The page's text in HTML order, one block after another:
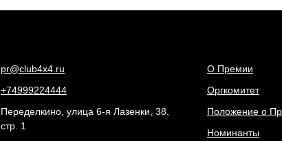
pr@club4x4.ru
+74999224444
Переделкино, улица 6-я Лазенки, 38,
стр. 1
О Премии
Оргкомитет
Положение о
Номинанты